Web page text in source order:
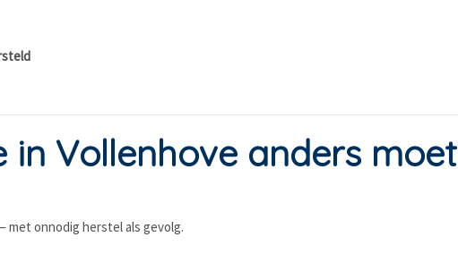
Vollenhove anders moet
met onnodig herstel als gevolg.